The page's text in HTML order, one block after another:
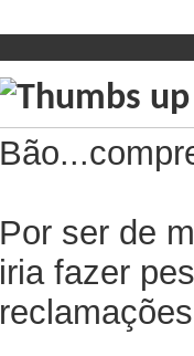
Por ser de
iria fazer